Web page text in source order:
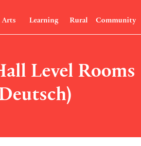
Arts Learning Rural Community
Level Rooms